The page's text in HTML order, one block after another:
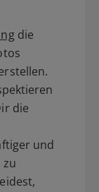
die
die
und
zu